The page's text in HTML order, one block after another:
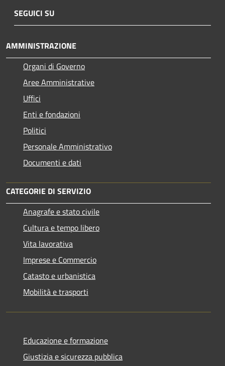
SEGUICI SU
AMMINISTRAZIONE
Organi di Governo
Aree Amministrative
Uffici
Enti e fondazioni
Politici
Personale Amministrativo
Documenti e dati
CATEGORIE DI SERVIZIO
Anagrafe e stato civile
Cultura e tempo libero
Vita lavorativa
Imprese e Commercio
Catasto e urbanistica
Mobilità e trasporti
Educazione e formazione
Giustizia e sicurezza pubblica